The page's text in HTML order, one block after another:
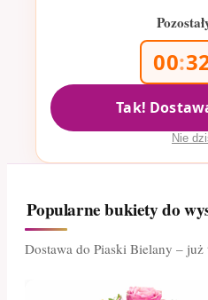
00:
Tak!
Nie
Popularne bukiety do
Dostawa do Piaski Bielany – już